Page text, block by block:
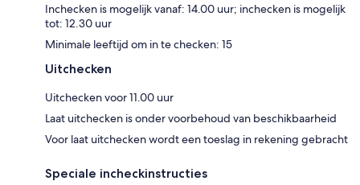
Inchecken is mogelijk vanaf: 14.00 uur; inchecken is mogelijk
tot: 12.30 uur
Minimale leeftijd om in te checken: 15
Uitchecken
Uitchecken voor 11.00 uur
Laat uitchecken is onder voorbehoud van beschikbaarheid
Voor laat uitchecken wordt een toeslag in rekening gebracht
Speciale incheckinstructies